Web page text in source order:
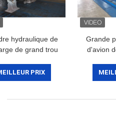
hydraulique de
de grand trou
équipement
PRIX
Grande
d'avion